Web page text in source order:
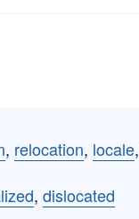
, relocation, locale,
, dislocated